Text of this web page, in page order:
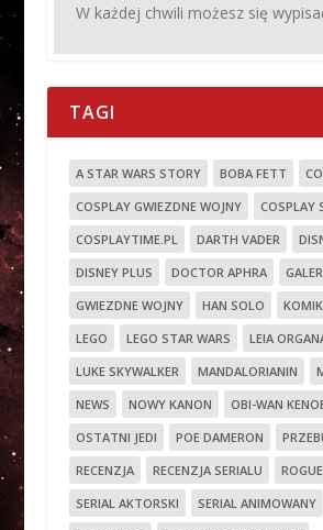
W każdej chwili możesz się
TAGI
A STAR WARS STORY BOBA FETT
COSPLAY GWIEZDNE WOJNY
COSPLAY
COSPLAYTIME.PL
DARTH VADER
DISNEY PLUS
DOCTOR APHRA
GWIEZDNE WOJNY
HAN SOLO
LEGO
LEGO STAR WARS LEIA
LUKE SKYWALKER
MANDALORIANIN
NEWS
NOWY KANON
OBI-WAN
OSTATNI JEDI
POE DAMERON
RECENZJA
RECENZJA SERIALU
SERIAL AKTORSKI
SERIAL ANIMOWANY